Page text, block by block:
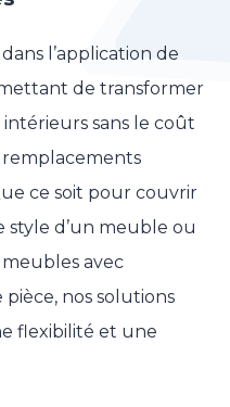
l’application de
de transformer
intérieurs sans le coût
remplacements
ce soit pour couvrir
style d’un meuble ou
avec
pièce, nos solutions
flexibilité et une